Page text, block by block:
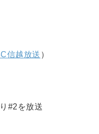
信越放送 ）
#2を放送